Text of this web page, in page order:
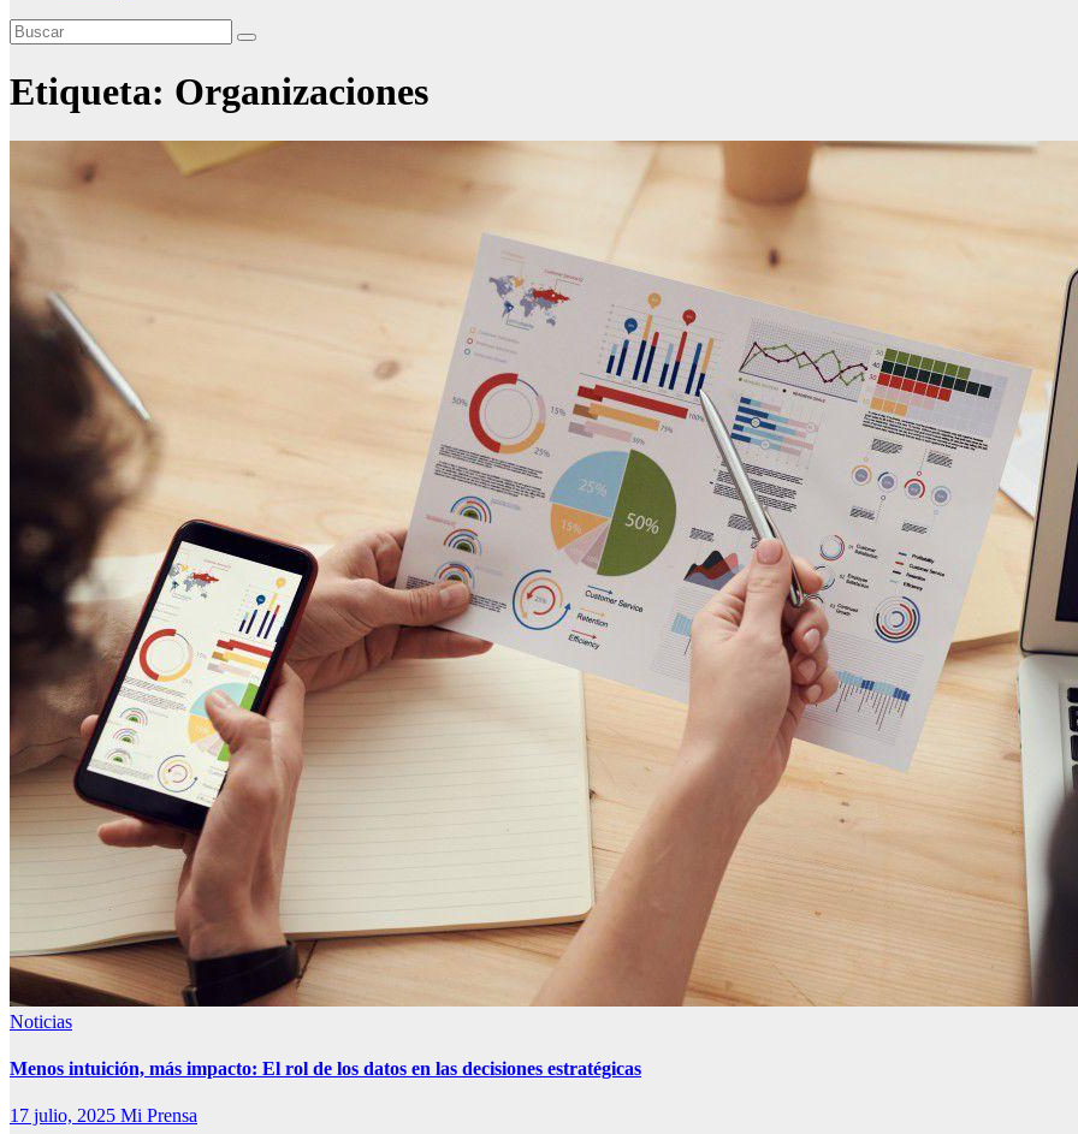
Etiqueta: Organizaciones
Noticias
Menos intuición, más impacto: El rol de los datos en las decisiones estratégicas
17 julio, 2025 Mi Prensa